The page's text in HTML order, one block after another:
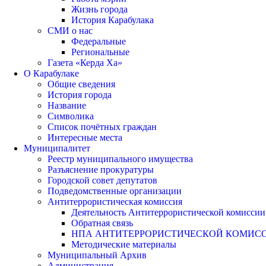
Жизнь города
История Карабулака
СМИ о нас
Федеральные
Региональные
Газета «Керда Ха»
О Карабулаке
Общие сведения
История города
Название
Символика
Список почётных граждан
Интересные места
Муниципалитет
Реестр муниципального имущества
Разъяснение прокуратуры
Городской совет депутатов
Подведомственные организации
Антитеррористическая комиссия
Деятельность Антитеррористической комиссии
Обратная связь
НПА АНТИТЕРРОРИСТИЧЕСКОЙ
Методические материалы
Муниципальный Архив